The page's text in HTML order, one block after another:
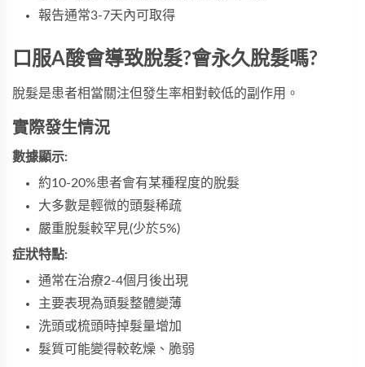
報告通常3-7天內可取得
口服A酸會導致脫髮?會永久脫髮嗎?
脫髮是患者相當關注但發生率相對較低的副作用。
實際發生情況
數據顯示:
約10-20%患者會有某種程度的脫髮
大多數是輕微的頭髮稀疏
嚴重脫髮較罕見(少於5%)
症狀特點:
通常在治療2-4個月後出現
主要表現為頭髮整體變薄
洗頭或梳頭時掉髮量增加
髮質可能變得較乾燥、脆弱